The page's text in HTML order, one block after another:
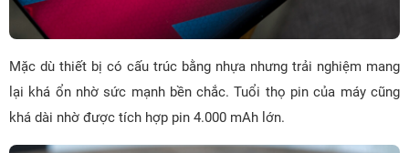
Mặc dù thiết bị có cấu trúc bằng nhựa nhưng trải nghiệm mang
lại khá ổn nhờ sức mạnh bền chắc. Tuổi thọ pin của máy cũng
khá dài nhờ được tích hợp pin 4.000 mAh lớn.